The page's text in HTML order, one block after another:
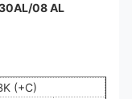
08 AL
(+C)